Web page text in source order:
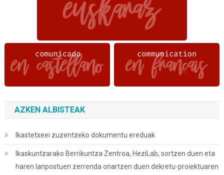
AZKEN ALBISTEAK
Ikastetxeei zuzentzeko dokumentu ereduak
Ikaskuntzarako Berrikuntza Zentroa, HeziLab, sortzen duen eta
haren lanpostuen zerrenda onartzen duen dekretu-proiektuaren